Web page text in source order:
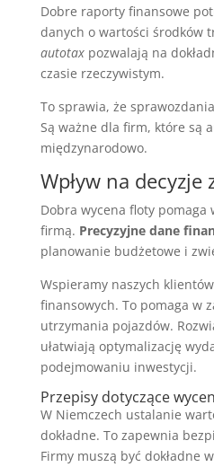
Dobre raporty finansowe
danych o wartości środków
autotaxpozwalają na
czasie rzeczywistym.
To sprawia, że
Są ważne dla firm, które są
międzynarodowo.
Wpływ na decyzje
Dobra wycena floty pomaga
firmą. Precyzyjne dane
planowanie budżetowe i
Wspieramy naszych
finansowych. To pomaga w
utrzymania pojazdów.
ułatwiają optymalizację
podejmowaniu inwestycji.
Przepisy dotyczące
W Niemczech ustalanie
dokładne. To zapewnia
Firmy muszą być dokładne